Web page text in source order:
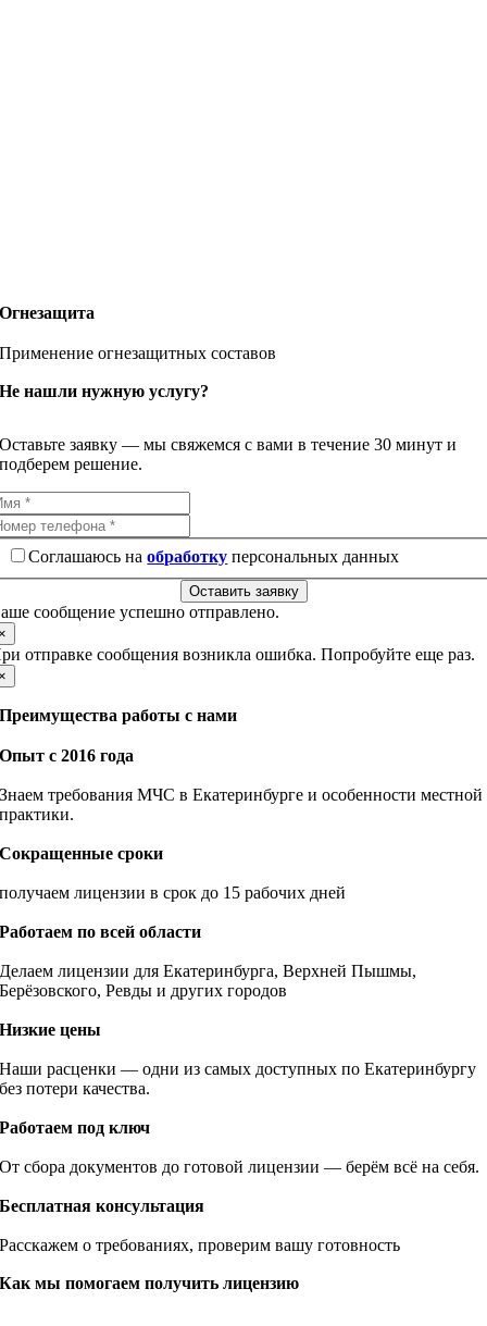
Огнезащита
Применение огнезащитных составов
Не нашли нужную услугу?
Оставьте заявку — мы свяжемся с вами в течение 30 минут и
подберем решение.
Соглашаюсь наобработку персональных данных
Оставить заявку
сообщение успешно отправлено.
отправке сообщения возникла ошибка. Попробуйте еще раз.
Преимущества работы с нами
Опыт с 2016 года
Знаем требования МЧС в Екатеринбурге и особенности местной
практики.
Сокращенные сроки
получаем лицензии в срок до 15 рабочих дней
Работаем по всей области
Делаем лицензии для Екатеринбурга, Верхней Пышмы,
Берёзовского, Ревды и других городов
Низкие цены
Наши расценки — одни из самых доступных по Екатеринбургу
без потери качества.
Работаем под ключ
От сбора документов до готовой лицензии — берём всё на себя.
Бесплатная консультация
Расскажем о требованиях, проверим вашу готовность
Как мы помогаем получить лицензию